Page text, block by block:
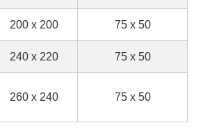
200 x 200 75 x 50
240 x 220 75 x 50
260 x 240 75 x 50